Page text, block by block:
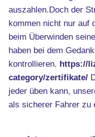
auszahlen.Doch der
kommen nicht nur auf
beim Überwinden
haben bei dem
kontrollieren. https://
category/zertifikate/
jeder üben kann,
als sicherer Fahrer zu